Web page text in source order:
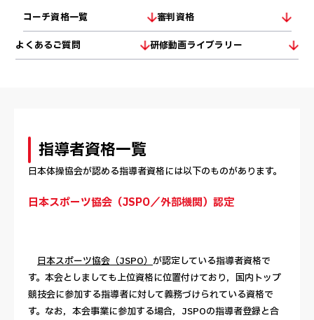
コーチ資格一覧
審判資格
よくあるご質問
研修動画ライブラリー
指導者資格一覧
日本体操協会が認める指導者資格には以下のものがあります。
日本スポーツ協会（JSPO／外部機関）認定
日本スポーツ協会（JSPO）が認定している指導者資格で
す。本会としましても上位資格に位置付けており，国内トップ
競技会に参加する指導者に対して義務づけられている資格で
す。なお，本会事業に参加する場合，JSPOの指導者登録と合